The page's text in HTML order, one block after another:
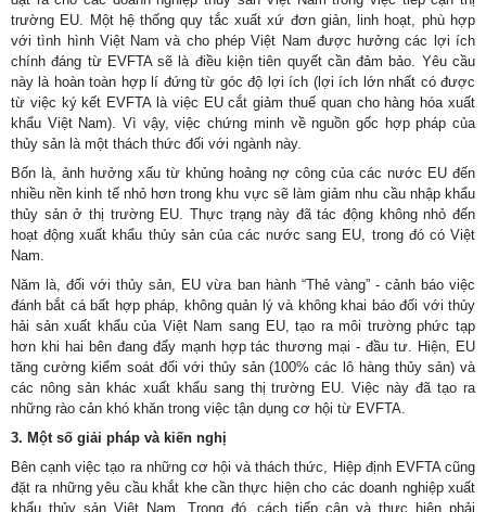
trường EU. Một hệ thống quy tắc xuất xứ đơn giản, linh hoạt, phù hợp
với tình hình Việt Nam và cho phép Việt Nam được hưởng các lợi ích
chính đáng từ EVFTA sẽ là điều kiện tiên quyết cần đảm bảo. Yêu cầu
này là hoàn toàn hợp lí đứng từ góc độ lợi ích (lợi ích lớn nhất có được
từ việc ký kết EVFTA là việc EU cắt giảm thuế quan cho hàng hóa xuất
khẩu Việt Nam). Vì vậy, việc chứng minh về nguồn gốc hợp pháp của
thủy sản là một thách thức đối với ngành này.
Bốn là, ảnh hưởng xấu từ khủng hoảng nợ công của các nước EU đến
nhiều nền kinh tế nhỏ hơn trong khu vực sẽ làm giảm nhu cầu nhập khẩu
thủy sản ở thị trường EU. Thực trạng này đã tác động không nhỏ đến
hoạt động xuất khẩu thủy sản của các nước sang EU, trong đó có Việt
Nam.
Năm là, đối với thủy sản, EU vừa ban hành “Thẻ vàng” - cảnh báo việc
đánh bắt cá bất hợp pháp, không quản lý và không khai báo đối với thủy
hải sản xuất khẩu của Việt Nam sang EU, tạo ra môi trường phức tạp
hơn khi hai bên đang đẩy mạnh hợp tác thương mại - đầu tư. Hiện, EU
tăng cường kiểm soát đối với thủy sản (100% các lô hàng thủy sản) và
các nông sản khác xuất khẩu sang thị trường EU. Việc này đã tạo ra
những rào cản khó khăn trong việc tận dụng cơ hội từ EVFTA.
3. Một số giải pháp và kiến nghị
Bên cạnh việc tạo ra những cơ hội và thách thức, Hiệp định EVFTA cũng
đặt ra những yêu cầu khắt khe cần thực hiện cho các doanh nghiệp xuất
khẩu thủy sản Việt Nam. Trong đó, cách tiếp cận và thực hiện phải